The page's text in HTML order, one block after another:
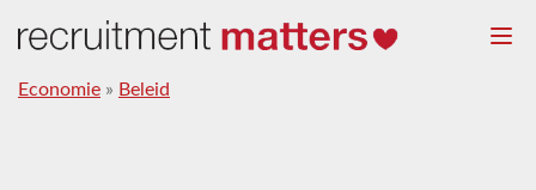
Economie » Beleid